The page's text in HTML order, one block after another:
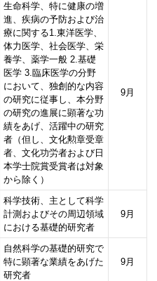
生命科学、特に健康の増
進、疾病の予防および治
療に関する1.東洋医学、
体力医学、社会医学、栄
養学、薬学一般 2.基礎
医学 3.臨床医学の分野
において、独創的な内容
の研究に従事し、本分野
の研究の進展に顕著な功
績をあげ、活躍中の研究
者（但し、文化勲章受章
者、文化功労者および日
本学士院賞受賞者は対象
から除く）
9月
科学技術、主として科学
計測およびその周辺領域
における基礎的研究者
9月
自然科学の基礎的研究で
特に顕著な業績をあげた
研究者
9月